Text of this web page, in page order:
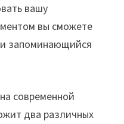
вашу
вы сможете
запоминающийся
современной
два различных